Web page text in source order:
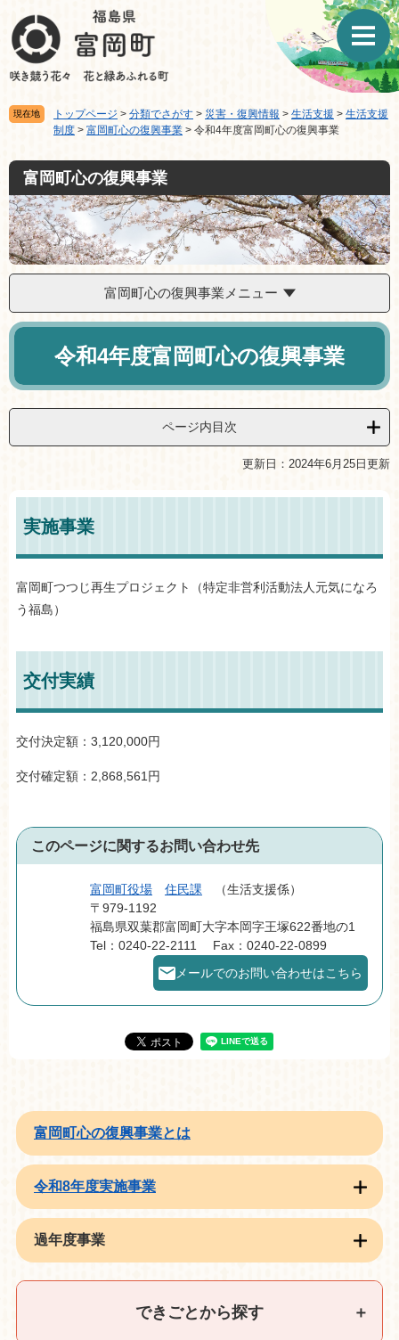
ジ
先
頭
で
ュ
を
飛
ば
て
文
へ
現在地 トップページ > 分類でさがす > 災害・復興情報 > 生活支援 > 生活支援
制度 > 富岡町心の復興事業 > 令和4年度富岡町心の復興事業
富岡町心の復興事業
富岡町心の復興事業メニュー
本
令和4年度富岡町心の復興事業
ページ内目次
更新日：2024年6月25日更新
実施事業
富岡町つつじ再生プロジェクト（特定非営利活動法人元気になろ
う福島）
交付実績
交付決定額：3,120,000円
交付確定額：2,868,561円
このページに関するお問い合わせ先
富岡町役場 住民課
生活支援係
〒979-1192
福島県双葉郡富岡町大字本岡字王塚622番地の1
Tel：0240-22-2111
Fax：0240-22-0899
メールでのお問い合わせはこちら
富岡町心の復興事業とは
令和8年度実施事業
過年度事業
できごとから探す ＋